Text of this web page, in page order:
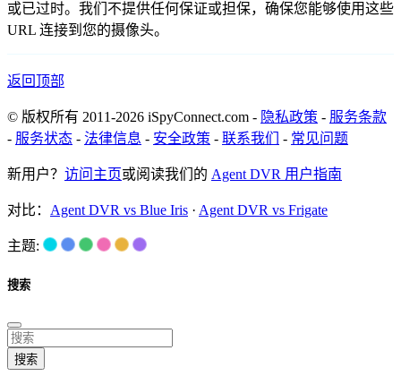
或已过时。我们不提供任何保证或担保，确保您能够使用这些
URL 连接到您的摄像头。
返回顶部
© 版权所有 2011-2026 iSpyConnect.com - 隐私政策 - 服务条款
- 服务状态 - 法律信息 - 安全政策 - 联系我们 - 常见问题
新用户？ 访问主页或阅读我们的 Agent DVR 用户指南
对比： Agent DVR vs Blue Iris · Agent DVR vs Frigate
主题:
搜索
搜索